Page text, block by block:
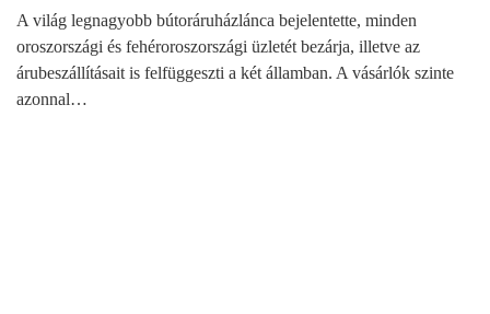
A világ legnagyobb bútoráruházlánca bejelentette, minden
oroszországi és fehéroroszországi üzletét bezárja, illetve az
árubeszállításait is felfüggeszti a két államban. A vásárlók szinte
azonnal…